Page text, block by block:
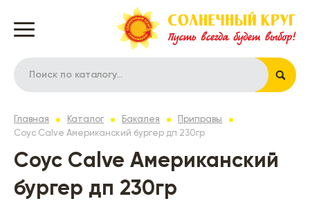
Главная Каталог Бакалея
Приправы
Соус Calve Американский бургер дп 230гр
Соус Calve Американский
бургер дп 230гр